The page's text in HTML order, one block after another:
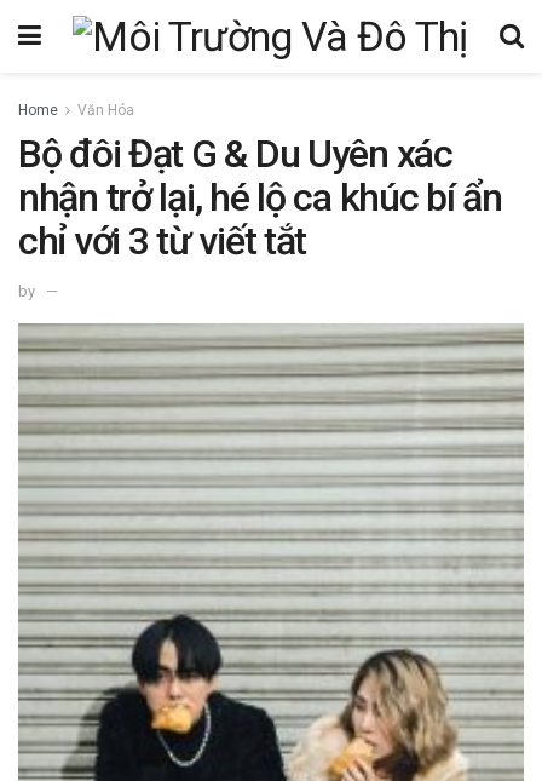
Home Văn Hóa
Bộ đôi Đạt G & Du Uyên xác
nhận trở lại, hé lộ ca khúc bí ẩn
chỉ với 3 từ viết tắt
by